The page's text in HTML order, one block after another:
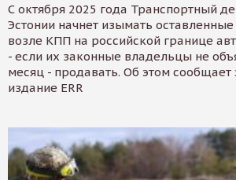
С октября 2025 года Транспортный
Эстонии начнет изымать
возле КПП на российской границе
- если их законные владельцы не
месяц - продавать. Об этом сообщает
издание ERR